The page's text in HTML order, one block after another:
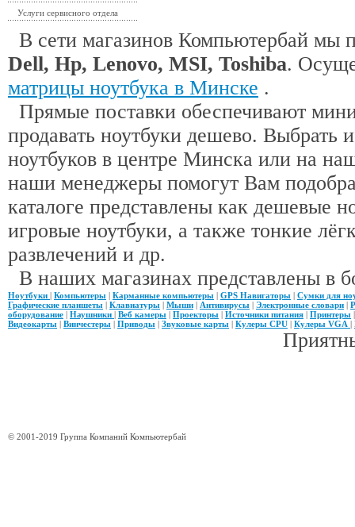
Услуги сервисного отдела
В сети магазинов Компьютербай мы
Dell, Hp, Lenovo, MSI, Toshiba.
матрицы ноутбука в Минске .
Прямые поставки обеспечивают
продавать ноутбуки дешево.
ноутбуков в центре Минска или на
наши менеджеры помогут Вам
каталоге представлены как дешевые
игровые ноутбуки, а также тонкие
развлечений и др.
В наших магазинах представлены в
Ноутбуки | Компьютеры | Карманные компьютеры | GPS Навигаторы | Сумки для
Графические планшеты | Клавиатуры | Мыши | Антивирусы | Электронные словари |
оборудование | Наушники | Веб камеры | Проекторы | Источники питания | Принтеры
Видеокарты | Винчестеры | Приводы | Звуковые карты | Кулеры CPU | Кулеры VGA |
© 2001-2019 Группа Компаний Компьютербай